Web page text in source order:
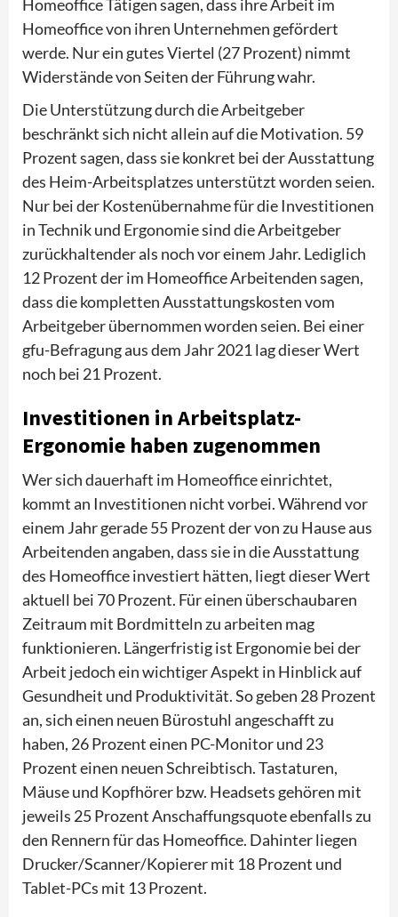
Homeoffice Tätigen sagen, dass ihre Arbeit im
Homeoffice von ihren Unternehmen gefördert
werde. Nur ein gutes Viertel (27 Prozent) nimmt
Widerstände von Seiten der Führung wahr.
Die Unterstützung durch die Arbeitgeber
beschränkt sich nicht allein auf die Motivation. 59
Prozent sagen, dass sie konkret bei der Ausstattung
des Heim-Arbeitsplatzes unterstützt worden seien.
Nur bei der Kostenübernahme für die Investitionen
in Technik und Ergonomie sind die Arbeitgeber
zurückhaltender als noch vor einem Jahr. Lediglich
12 Prozent der im Homeoffice Arbeitenden sagen,
dass die kompletten Ausstattungskosten vom
Arbeitgeber übernommen worden seien. Bei einer
gfu-Befragung aus dem Jahr 2021 lag dieser Wert
noch bei 21 Prozent.
Investitionen in Arbeitsplatz-
Ergonomie haben zugenommen
Wer sich dauerhaft im Homeoffice einrichtet,
kommt an Investitionen nicht vorbei. Während vor
einem Jahr gerade 55 Prozent der von zu Hause aus
Arbeitenden angaben, dass sie in die Ausstattung
des Homeoffice investiert hätten, liegt dieser Wert
aktuell bei 70 Prozent. Für einen überschaubaren
Zeitraum mit Bordmitteln zu arbeiten mag
funktionieren. Längerfristig ist Ergonomie bei der
Arbeit jedoch ein wichtiger Aspekt in Hinblick auf
Gesundheit und Produktivität. So geben 28 Prozent
an, sich einen neuen Bürostuhl angeschafft zu
haben, 26 Prozent einen PC-Monitor und 23
Prozent einen neuen Schreibtisch. Tastaturen,
Mäuse und Kopfhörer bzw. Headsets gehören mit
jeweils 25 Prozent Anschaffungsquote ebenfalls zu
den Rennern für das Homeoffice. Dahinter liegen
Drucker/Scanner/Kopierer mit 18 Prozent und
Tablet-PCs mit 13 Prozent.